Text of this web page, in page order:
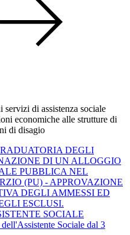
di assistenza sociale
economiche alle strutture di
di disagio
DEGLI
DI UN ALLOGGIO
PUBBLICA NEL
(PU) - APPROVAZIONE
DEGLI AMMESSI ED
ESCLUSI.
SOCIALE
Sociale dal 3